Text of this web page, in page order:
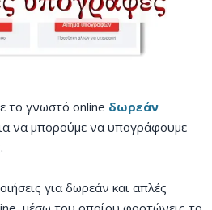
το γνωστό online δωρεάν
να μπορούμε να υπογράφουμε
για δωρεάν και απλές